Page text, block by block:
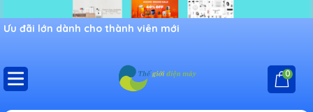
Ưu đãi lớn dành cho thành viên mới
0